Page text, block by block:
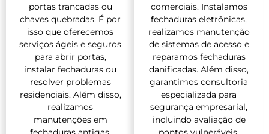
portas trancadas ou
chaves quebradas. É por
isso que oferecemos
serviços ágeis e seguros
para abrir portas,
instalar fechaduras ou
resolver problemas
residenciais. Além disso,
realizamos
manutenções em
comerciais. Instalamos
fechaduras eletrônicas,
realizamos manutenção
de sistemas de acesso e
reparamos fechaduras
danificadas. Além disso,
garantimos consultoria
especializada para
segurança empresarial,
incluindo avaliação de